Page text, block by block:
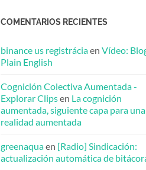
COMENTARIOS RECIENTES
binance us registráciaen Vídeo:
Plain English
Cognición Colectiva Aumentada -
Explorar Clipsen La cognición
aumentada, siguiente capa para
realidad aumentada
greenaquaen [Radio] Sindicación:
actualización automática de